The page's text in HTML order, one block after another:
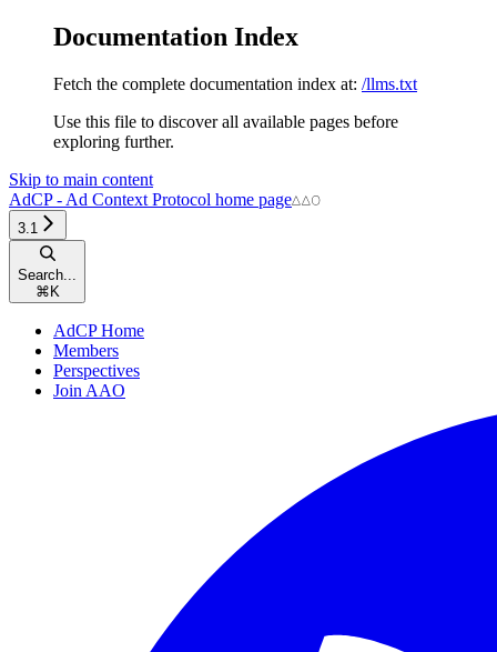
Documentation Index
Fetch the complete documentation index at: /llms.txt
Use this file to discover all available pages before
exploring further.
Skip to main content
AdCP - Ad Context Protocol home page
3.1
Search...
⌘ K
AdCP Home
Members
Perspectives
Join AAO